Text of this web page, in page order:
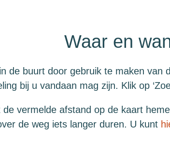
Waar en
de buurt door gebruik te maken van
bij u vandaan mag zijn. Klik op
vermelde afstand op de kaart
de weg iets langer duren. U kunt